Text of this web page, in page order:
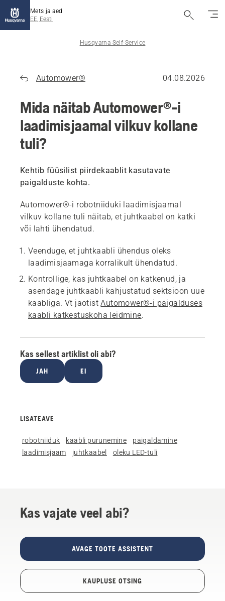
Mets ja aed
EE, Eesti
Husqvarna Self-Service
Automower® 04.08.2026
Mida näitab Automower®-i
laadimisjaamal vilkuv kollane
tuli?
Kehtib füüsilist piirdekaablit kasutavate
paigalduste kohta.
Automower®-i robotniiduki laadimisjaamal
vilkuv kollane tuli näitab, et juhtkaabel on katki
või lahti ühendatud.
Veenduge, et juhtkaabli ühendus oleks
laadimisjaamaga korralikult ühendatud.
Kontrollige, kas juhtkaabel on katkenud, ja
asendage juhtkaabli kahjustatud sektsioon uue
kaabliga. Vt jaotistAutomower®-i paigalduses
kaabli katkestuskoha leidmine.
Kas sellest artiklist oli abi?
JAH EI
LISATEAVE
robotniiduk kaabli purunemine
paigaldamine
laadimisjaam
juhtkaabel oleku LED-tuli
Kas vajate veel abi?
AVAGE TOOTE ASSISTENT
KAUPLUSE OTSING